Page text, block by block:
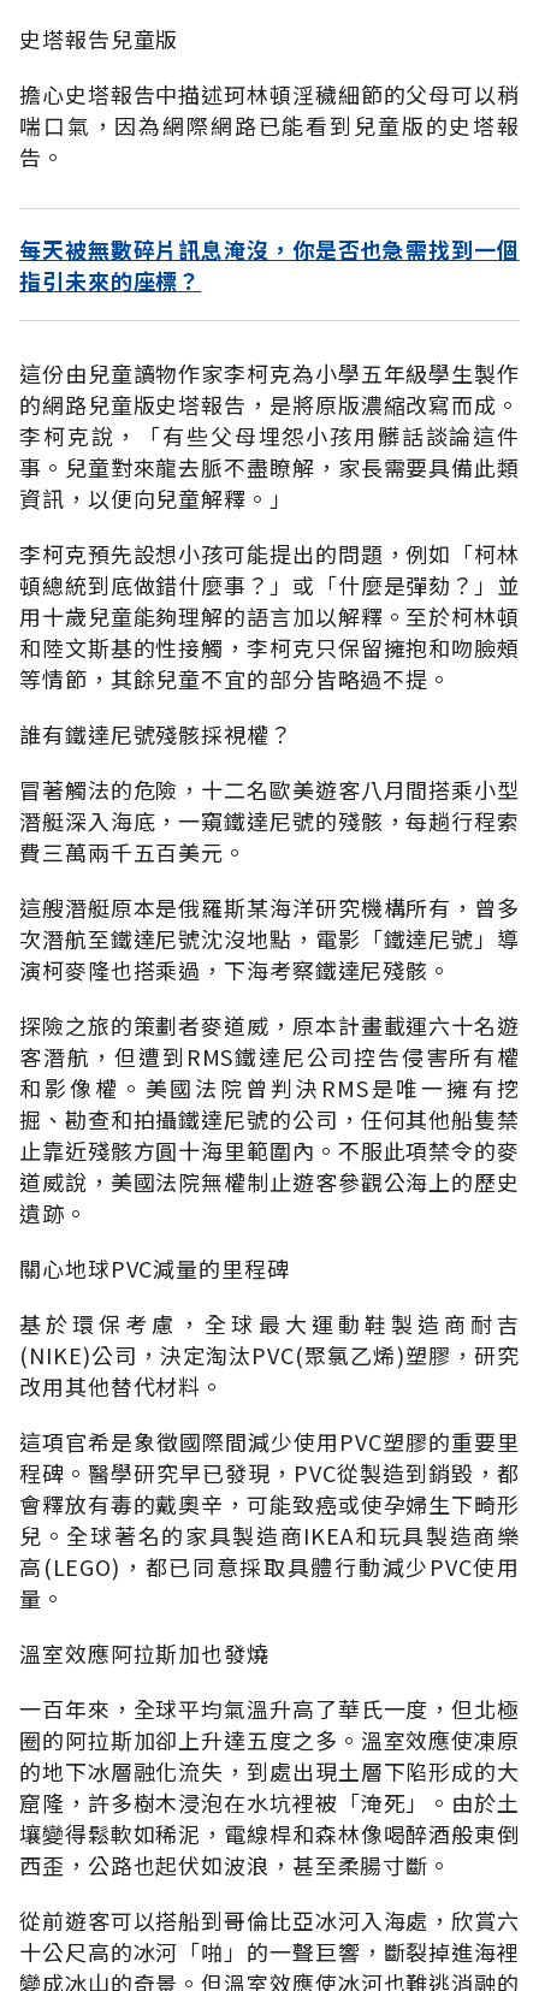
史塔報告兒童版
擔心史塔報告中描述珂林頓淫穢細節的父母可以稍
喘口氣，因為網際網路已能看到兒童版的史塔報
告。
每天被無數碎片訊息淹沒，你是否也急需找到一個
指引未來的座標？
這份由兒童讀物作家李柯克為小學五年級學生製作
的網路兒童版史塔報告，是將原版濃縮改寫而成。
李柯克說，「有些父母埋怨小孩用髒話談論這件
事。兒童對來龍去脈不盡瞭解，家長需要具備此類
資訊，以便向兒童解釋。」
李柯克預先設想小孩可能提出的問題，例如「柯林
頓總統到底做錯什麼事？」或「什麼是彈劾？」並
用十歲兒童能夠理解的語言加以解釋。至於柯林頓
和陸文斯基的性接觸，李柯克只保留擁抱和吻臉頰
等情節，其餘兒童不宜的部分皆略過不提。
誰有鐵達尼號殘骸採視權？
冒著觸法的危險，十二名歐美遊客八月間搭乘小型
潛艇深入海底，一窺鐵達尼號的殘骸，每趟行程索
費三萬兩千五百美元。
這艘潛艇原本是俄羅斯某海洋研究機構所有，曾多
次潛航至鐵達尼號沈沒地點，電影「鐵達尼號」導
演柯麥隆也搭乘過，下海考察鐵達尼殘骸。
探險之旅的策劃者麥道威，原本計畫載運六十名遊
客潛航，但遭到RMS鐵達尼公司控告侵害所有權
和影像權。美國法院曾判決RMS是唯一擁有挖
掘、勘查和拍攝鐵達尼號的公司，任何其他船隻禁
止靠近殘骸方圓十海里範圍內。不服此項禁令的麥
道威說，美國法院無權制止遊客參觀公海上的歷史
遺跡。
關心地球PVC減量的里程碑
基於環保考慮，全球最大運動鞋製造商耐吉
(NIKE)公司，決定淘汰PVC(聚氯乙烯)塑膠，研究
改用其他替代材料。
這項官希是象徵國際間減少使用PVC塑膠的重要里
程碑。醫學研究早已發現，PVC從製造到銷毀，都
會釋放有毒的戴奧辛，可能致癌或使孕婦生下畸形
兒。全球著名的家具製造商IKEA和玩具製造商樂
高(LEGO)，都已同意採取具體行動減少PVC使用
量。
溫室效應阿拉斯加也發燒
一百年來，全球平均氣溫升高了華氏一度，但北極
圈的阿拉斯加卻上升達五度之多。溫室效應使凍原
的地下冰層融化流失，到處出現土層下陷形成的大
窟隆，許多樹木浸泡在水坑裡被「淹死」。由於土
壤變得鬆軟如稀泥，電線桿和森林像喝醉酒般東倒
西歪，公路也起伏如波浪，甚至柔腸寸斷。
從前遊客可以搭船到哥倫比亞冰河入海處，欣賞六
十公尺高的冰河「啪」的一聲巨響，斷裂掉進海裡
變成冰山的奇景。但溫室效應使冰河也難逃消融的